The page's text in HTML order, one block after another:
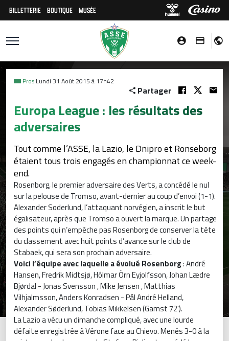
BILLETTERIE BOUTIQUE MUSÉE
Pros Lundi 31 Août 2015 à 17h42
Partager
Europa League : les résultats des
adversaires
Tout comme l’ASSE, la Lazio, le Dnipro et Ronseborg
étaient tous trois engagés en championnat ce week-
end.
Rosenborg, le premier adversaire des Verts, a concédé le nul
sur la pelouse de Tromso, avant-dernier au coup d’envoi (1-1).
Alexander Soderlund, l’attaquant norvégien, a inscrit le but
égalisateur, après que Tromso a ouvert la marque. Un partage
des points qui n’empêche pas Rosenborg de conserver la tête
du classement avec huit points d’avance sur le club de
Stabaek, qui sera son prochain adversaire.
Voici l’équipe avec laquelle a évolué Rosenborg: André
Hansen, Fredrik Midtsjø, Hólmar Örn Eyjolfsson, Johan Lædre
Bjørdal - Jonas Svensson , Mike Jensen , Matthias
Vilhjalmsson, Anders Konradsen - Pål André Helland,
Alexander Søderlund, Tobias Mikkelsen (Gamst 72').
La Lazio a vécu un dimanche compliqué, avec une lourde
défaite enregistrée à Vérone face au Chievo. Menés 3-0 à la